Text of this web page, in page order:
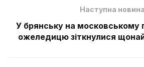
Наступна новина
У брянську на московському
ожеледицю зіткнулися